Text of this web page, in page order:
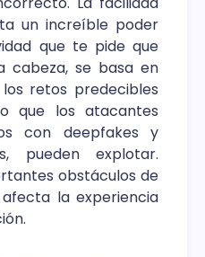
un increíble poder
que te pide que
cabeza, se basa en
retos predecibles
que los atacantes
con deepfakes y
pueden explotar.
obstáculos de
la experiencia